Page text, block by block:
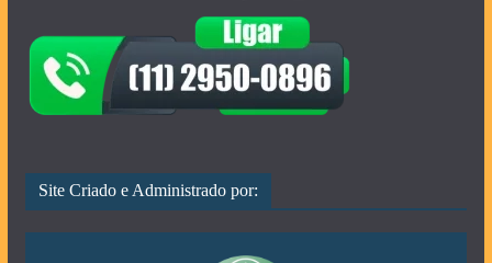
Site Criado e Administrado por: